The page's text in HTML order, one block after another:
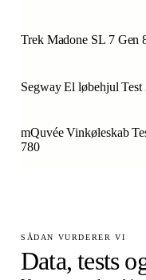
Trek Madone SL 7 Gen
Segway El løbehjul
mQuvée Vinkøleskab
780
SÅDAN VURDERER VI
Data, tests